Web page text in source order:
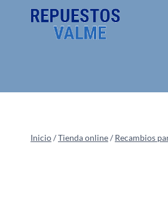
Inicio/Tienda online/ Recambios